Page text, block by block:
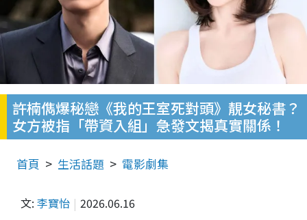
許楠儁爆秘戀《我的王室死對頭》靚女秘書？
女方被指「帶資入組」急發文揭真實關係！
首頁 生活話題 電影劇集
文: 李寶怡 2026.06.16